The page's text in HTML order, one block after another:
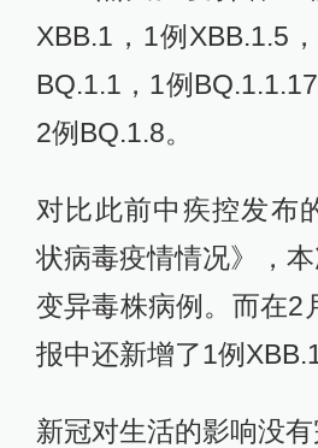
XBB.1，1例XBB.1.5
BQ.1.1，1例
2例BQ.1.8。
对比此前中疾控发布
状病毒疫情情况》，
变异毒株病例。而在2
报中还新增了1例
新冠对生活的影响没